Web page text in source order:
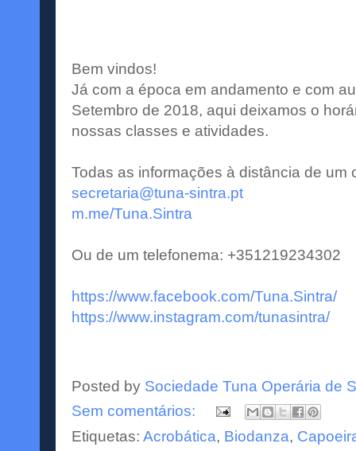
Bem vindos!
Já com a época em andamento e com
Setembro de 2018, aqui deixamos o
nossas classes e atividades.
Todas as informações à distância de um
secretaria@tuna-sintra.pt
m.me/Tuna.Sintra
Ou de um telefonema: +351219234302
https://www.facebook.com/Tuna.Sintra/
https://www.instagram.com/tunasintra/
Posted by Sociedade Tuna Operária de
Sem comentários:
Etiquetas: Acrobática, Biodanza,